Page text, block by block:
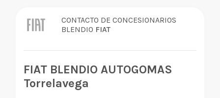
CONTACTO DE CONCESIONARIOS
BLENDIO FIAT
FIAT BLENDIO AUTOGOMAS
Torrelavega